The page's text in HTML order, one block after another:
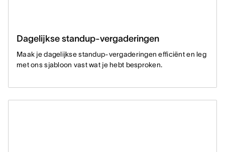
Dagelijkse standup-vergaderingen
Maak je dagelijkse standup-vergaderingen efficiënt en leg
met ons sjabloon vast wat je hebt besproken.